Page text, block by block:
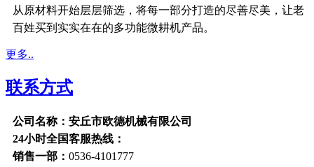
从原材料开始层层筛选，将每一部分打造的尽善尽美，让老
百姓买到实实在在的多功能微耕机产品。
更多..
联系方式
公司名称：安丘市欧德机械有限公司
24小时全国客服热线：
销售一部： 0536-4101777